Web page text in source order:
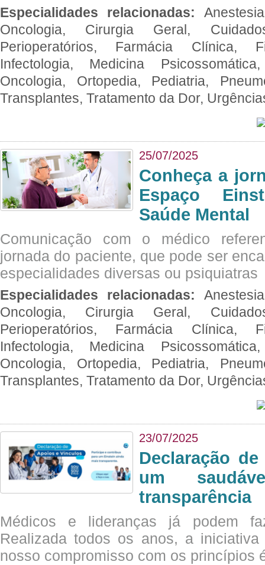
Especialidades relacionadas:
Oncologia, Cirurgia Geral,
Perioperatórios, Farmácia Clínica,
Infectologia, Medicina
Oncologia, Ortopedia, Pediatria,
Transplantes, Tratamento da Dor,
25/07/2025
Conheça a
Espaço
Saúde Mental
Comunicação com o médico
jornada do paciente, que pode ser
especialidades diversas ou psiquiatras
Especialidades relacionadas:
Oncologia, Cirurgia Geral,
Perioperatórios, Farmácia Clínica,
Infectologia, Medicina
Oncologia, Ortopedia, Pediatria,
Transplantes, Tratamento da Dor,
23/07/2025
Declaração
um
transparência
Médicos e lideranças já podem
Realizada todos os anos, a
nosso compromisso com os princípios